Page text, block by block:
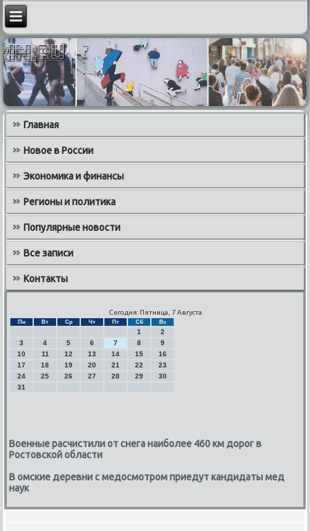
Главная
Новое в России
Экономика и финансы
Регионы и политика
Популярные новости
Все записи
Контакты
Сегодня: Пятница, 7 Августа
Пн Вт Ср Чт Пт Сб Вс
1
2
3
4 5 6 7 8
9
10
11 12 13 14 15
16
17
18 19 20 21 22
23
24
25 26 27 28 29
30
31
Военные расчистили от снега наиболее 460 км дорог в
Ростовской области
В омские деревни с медосмотром приедут кандидаты мед
наук